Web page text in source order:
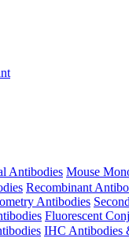
Antibodies Mouse
Recombinant
Antibodies
Fluorescent
IHC Antibodies